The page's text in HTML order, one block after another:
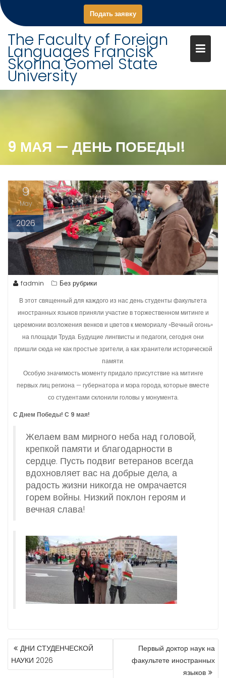
S
o
Подать заявку
The Faculty of Foreign
Languages Francisk
Skorina Gomel State
University
9 МАЯ — ДЕНЬ ПОБЕДЫ!
9
May
2026
fadmin Без рубрики
В этот священный для каждого из нас день студенты факультета
иностранных языков приняли участие в торжественном митинге и
церемонии возложения венков и цветов к мемориалу «Вечный огонь»
на площади Труда. Будущие лингвисты и педагоги, сегодня они
пришли сюда не как простые зрители, а как хранители исторической
памяти.
Особую значимость моменту придало присутствие на митинге
первых лиц региона — губернатора и мэра города, которые вместе
со студентами склонили головы у монумента.
С Днем Победы! С 9 мая!
Желаем вам мирного неба над головой,
крепкой памяти и благодарности в
сердце. Пусть подвиг ветеранов всегда
вдохновляет вас на добрые дела, а
радость жизни никогда не омрачается
горем войны. Низкий поклон героям и
вечная слава!
P
O
ДНИ СТУДЕНЧЕСКОЙ
НАУКИ 2026
Первый доктор наук на
факультете иностранных
языков